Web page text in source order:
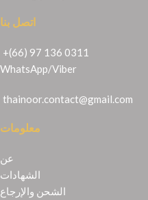
اتصل بنا
+(66) 97 136 0311
WhatsApp/Viber
thainoor.contact@gmail.com
معلومات
عن
الشهادات
الشحن والإرجاع